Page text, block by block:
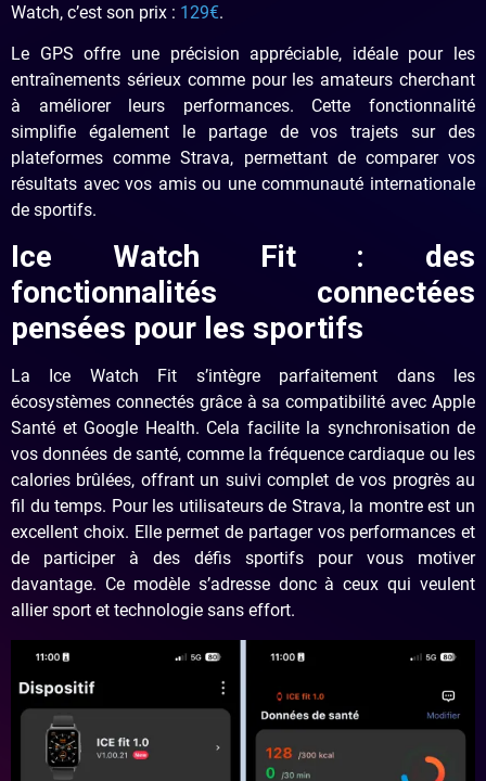
Watch, c’est son prix : 129€.
Le GPS offre une précision appréciable, idéale pour les
entraînements sérieux comme pour les amateurs cherchant
à améliorer leurs performances. Cette fonctionnalité
simplifie également le partage de vos trajets sur des
plateformes comme Strava, permettant de comparer vos
résultats avec vos amis ou une communauté internationale
de sportifs.
Ice Watch Fit : des
fonctionnalités connectées
pensées pour les sportifs
La Ice Watch Fit s’intègre parfaitement dans les
écosystèmes connectés grâce à sa compatibilité avec Apple
Santé et Google Health. Cela facilite la synchronisation de
vos données de santé, comme la fréquence cardiaque ou les
calories brûlées, offrant un suivi complet de vos progrès au
fil du temps. Pour les utilisateurs de Strava, la montre est un
excellent choix. Elle permet de partager vos performances et
de participer à des défis sportifs pour vous motiver
davantage. Ce modèle s’adresse donc à ceux qui veulent
allier sport et technologie sans effort.